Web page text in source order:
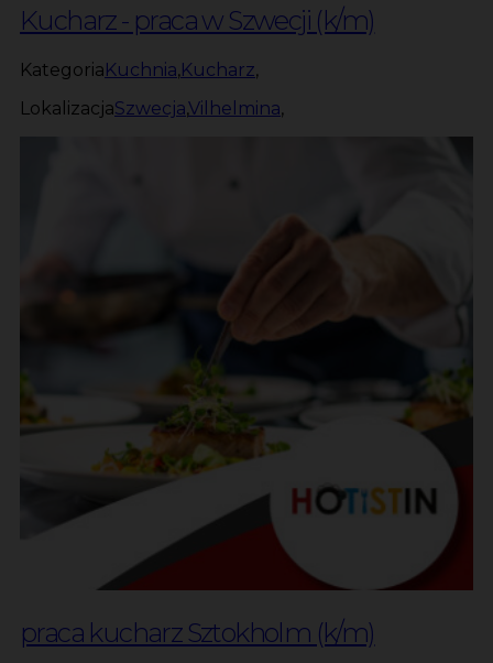
Kucharz - praca w Szwecji (k/m)
KategoriaKuchnia,Kucharz,
LokalizacjaSzwecja,Vilhelmina,
praca kucharz Sztokholm (k/m)